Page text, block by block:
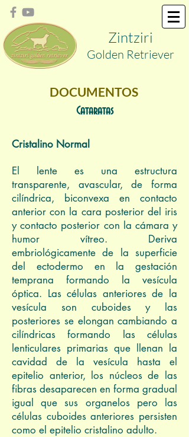
Zintziri
Golden Retriever
DOCUMENTOS
Cataratas
Cristalino Normal
El lente es una estructura
transparente, avascular, de forma
cilíndrica, biconvexa en contacto
anterior con la cara posterior del iris
y contacto posterior con la cámara y
humor vítreo. Deriva
embriológicamente de la superficie
del ectodermo en la gestación
temprana formando la vesícula
óptica. Las células anteriores de la
vesícula son cuboides y las
posteriores se elongan cambiando a
cilíndricas formando las células
lenticulares primarias que llenan la
cavidad de la vesícula hasta el
epitelio anterior, los núcleos de las
fibras desaparecen en forma gradual
igual que sus organelos pero las
células cuboides anteriores persisten
como el epitelio cristalino adulto.